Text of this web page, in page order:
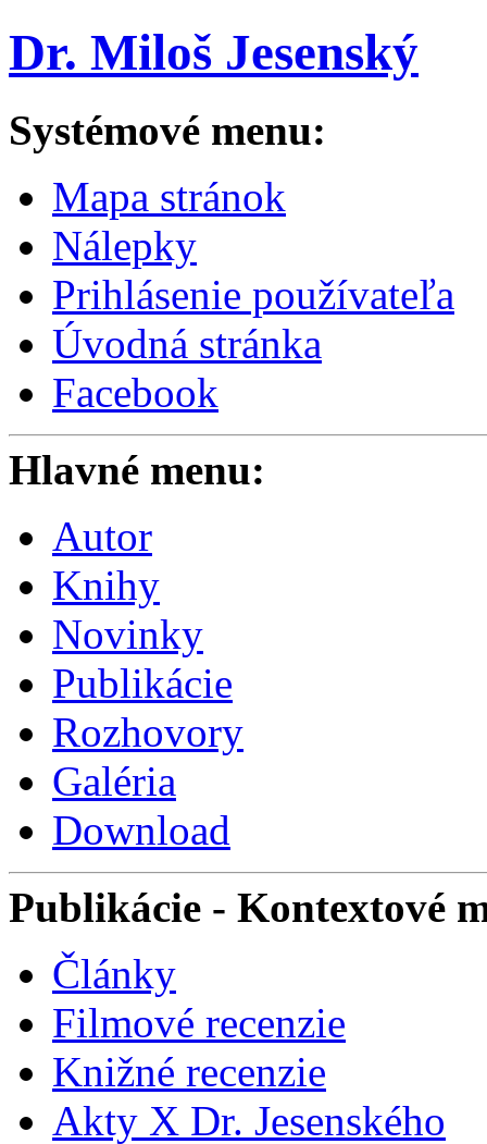
Dr. Miloš Jesenský
Systémové menu:
Mapa stránok
Nálepky
Prihlásenie používateľa
Úvodná stránka
Facebook
Hlavné menu:
Autor
Knihy
Novinky
Publikácie
Rozhovory
Galéria
Download
Publikácie - Kontextové
Články
Filmové recenzie
Knižné recenzie
Akty X Dr. Jesenského